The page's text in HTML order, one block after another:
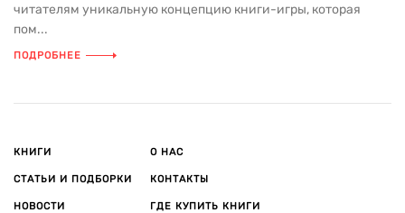
читателям уникальную концепцию книги-игры, которая
пом...
ПОДРОБНЕЕ
КНИГИ
СТАТЬИ И ПОДБОРКИ
НОВОСТИ
О НАС
КОНТАКТЫ
ГДЕ КУПИТЬ КНИГИ